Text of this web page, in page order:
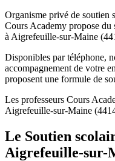
Organisme privé de soutien
Cours Academy propose du
à Aigrefeuille-sur-Maine
Disponibles par téléphone,
accompagnement de votre
proposent une formule de
Les professeurs Cours
Aigrefeuille-sur-Maine
Le Soutien
Aigrefeuille-sur-